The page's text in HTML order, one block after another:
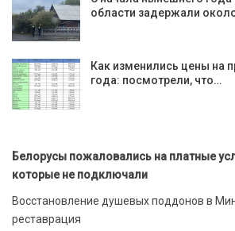
области задержали
Как изменились цены на
года: посмотрели, что…
Белорусы пожаловались на платные
которые не подключали
Восстановление душевых поддонов в
реставрация